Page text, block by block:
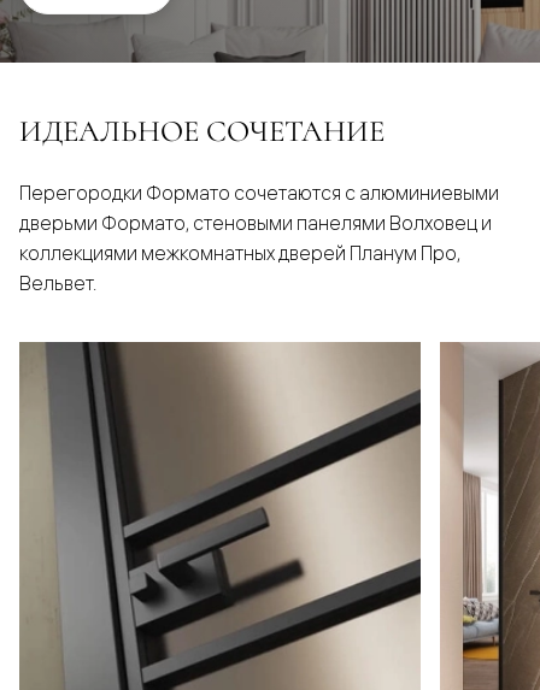
ИДЕАЛЬНОЕ СОЧЕТАНИЕ
Перегородки Формато сочетаются с алюминиевыми
дверьми Формато, стеновыми панелями Волховец и
коллекциями межкомнатных дверей Планум Про,
Вельвет.